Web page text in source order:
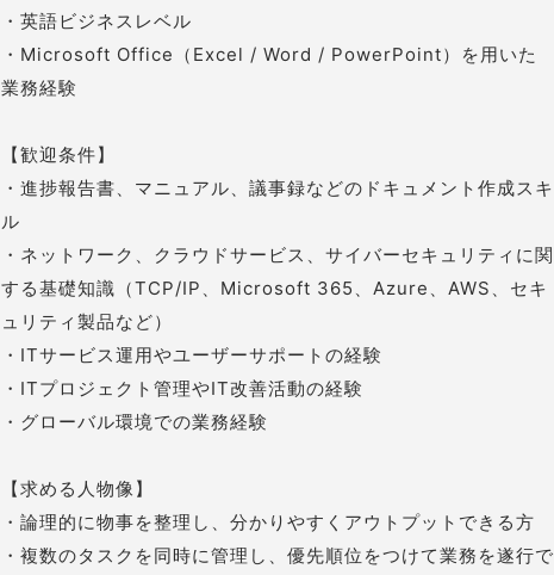
・英語ビジネスレベル
・Microsoft Office（Excel / Word / PowerPoint）を用いた
業務経験
【歓迎条件】
・進捗報告書、マニュアル、議事録などのドキュメント作成スキ
ル
・ネットワーク、クラウドサービス、サイバーセキュリティに関
する基礎知識（TCP/IP、Microsoft 365、Azure、AWS、セキ
ュリティ製品など）
・ITサービス運用やユーザーサポートの経験
・ITプロジェクト管理やIT改善活動の経験
・グローバル環境での業務経験
【求める人物像】
・論理的に物事を整理し、分かりやすくアウトプットできる方
・複数のタスクを同時に管理し、優先順位をつけて業務を遂行で